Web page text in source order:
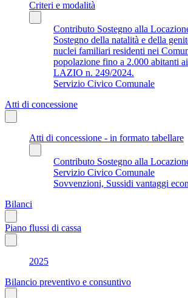
Criteri e modalità
Contributo Sostegno alla
Sostegno della natalità e della
nuclei familiari residenti nei
popolazione fino a 2.000 abitanti
LAZIO n. 249/2024.
Servizio Civico Comunale
Atti di concessione
Atti di concessione - in formato tabellare
Contributo Sostegno alla
Servizio Civico Comunale
Sovvenzioni, Sussidi vantaggi
Bilanci
Piano flussi di cassa
2025
Bilancio preventivo e consuntivo